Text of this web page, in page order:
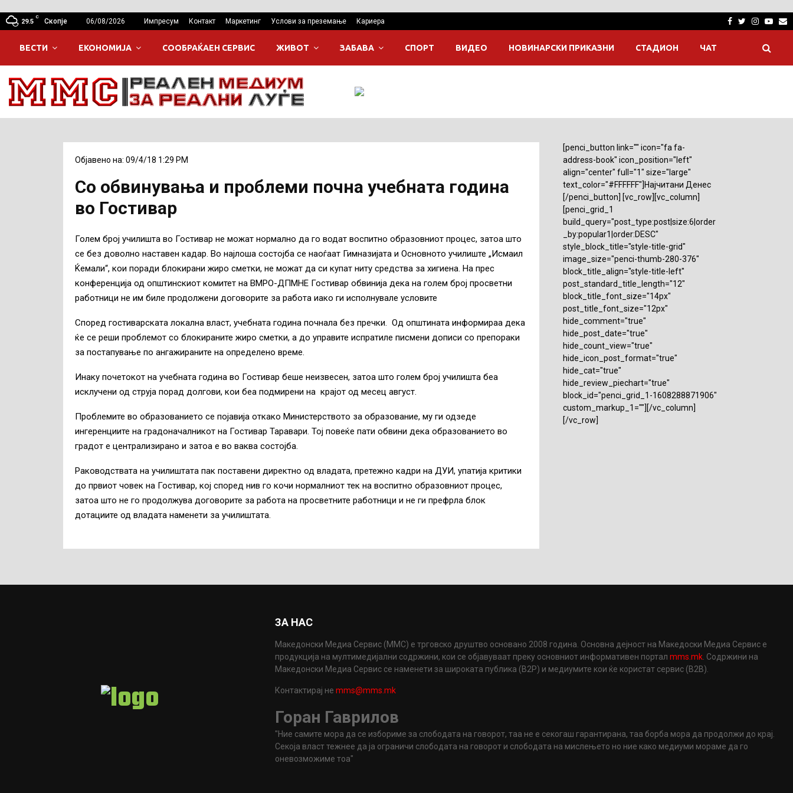
29.5
C
Скопје 06/08/2026 Импресум Контакт Маркетинг Услови за преземање Кариера Facebook
Twitter
ВЕСТИ ЕКОНОМИЈА СООБРАЌАЕН СЕРВИС ЖИВОТ ЗАБАВА СПОРТ ВИДЕО НОВИНАРСКИ ПРИКАЗНИ СТАДИОН ЧАТ
Објавено на: 09/4/18 1:29 PM
Со обвинувања и проблеми почна учебната година
во Гостивар
Голем број училишта во Гостивар не можат нормално да го водат воспитно образовниот процес, затоа што
се без доволно наставен кадар. Во најлоша состојба се наоѓаат Гимназијата и Основното училиште „Исмаил
Ќемали“, кои поради блокирани жиро сметки, не можат да си купат ниту средства за хигиена. На прес
конференција од општинскиот комитет на ВМРО-ДПМНЕ Гостивар обвинија дека на голем број просветни
работници не им биле продолжени договорите за работа иако ги исполнувале условите
Според гостиварската локална власт, учебната година почнала без пречки. Од општината информираа дека
ќе се реши проблемот со блокираните жиро сметки, а до управите испратиле писмени дописи со препораки
за постапување по ангажираните на определено време.
Инаку почетокот на учебната година во Гостивар беше неизвесен, затоа што голем број училишта беа
исклучени од струја порад долгови, кои беа подмирени на крајот од месец август.
Проблемите во образованието се појавија откако Министерството за образование, му ги одзеде
ингеренциите на градоначалникот на Гостивар Таравари. Тој повеќе пати обвини дека образованието во
градот е централизирано и затоа е во ваква состојба.
Раководствата на училиштата пак поставени директно од владата, претежно кадри на ДУИ, упатија критики
до првиот човек на Гостивар, кој според нив го кочи нормалниот тек на воспитно образовниот процес,
затоа што не го продолжува договорите за работа на просветните работници и не ги префрла блок
дотациите од владата наменети за училиштата.
[penci_button link="" icon="fa fa-
address-book" icon_position="left"
align="center" full="1" size="large"
text_color="#FFFFFF"]Најчитани Денес
[/penci_button] [vc_row][vc_column]
[penci_grid_1
build_query="post_type:post|size:6|order
_by:popular1|order:DESC"
style_block_title="style-title-grid"
image_size="penci-thumb-280-376"
block_title_align="style-title-left"
post_standard_title_length="12"
block_title_font_size="14px"
post_title_font_size="12px"
hide_comment="true"
hide_post_date="true"
hide_count_view="true"
hide_icon_post_format="true"
hide_cat="true"
hide_review_piechart="true"
block_id="penci_grid_1-1608288871906"
custom_markup_1=""][/vc_column]
[/vc_row]
ЗА НАС
Македонски Медиа Сервис (ММС) е трговско друштво основано 2008 година. Основна дејност на Македоски Медиа Сервис е
продукција на мултимедијални содржини, кои се објавуваат преку основниот информативен порталmms.mk. Содржини на
Македонски Медиа Сервис се наменети за широката публика (B2P) и медиумите кои ќе користат сервис (B2B).
Контактирај неmms@mms.mk
Горан Гаврилов
"Ние самите мора да се избориме за слободата на говорот, таа не е секогаш гарантирана, таа борба мора да продолжи до крај.
Секоја власт тежнее да ја ограничи слободата на говорот и слободата на мислењето но ние како медиуми мораме да го
оневозможиме тоа"